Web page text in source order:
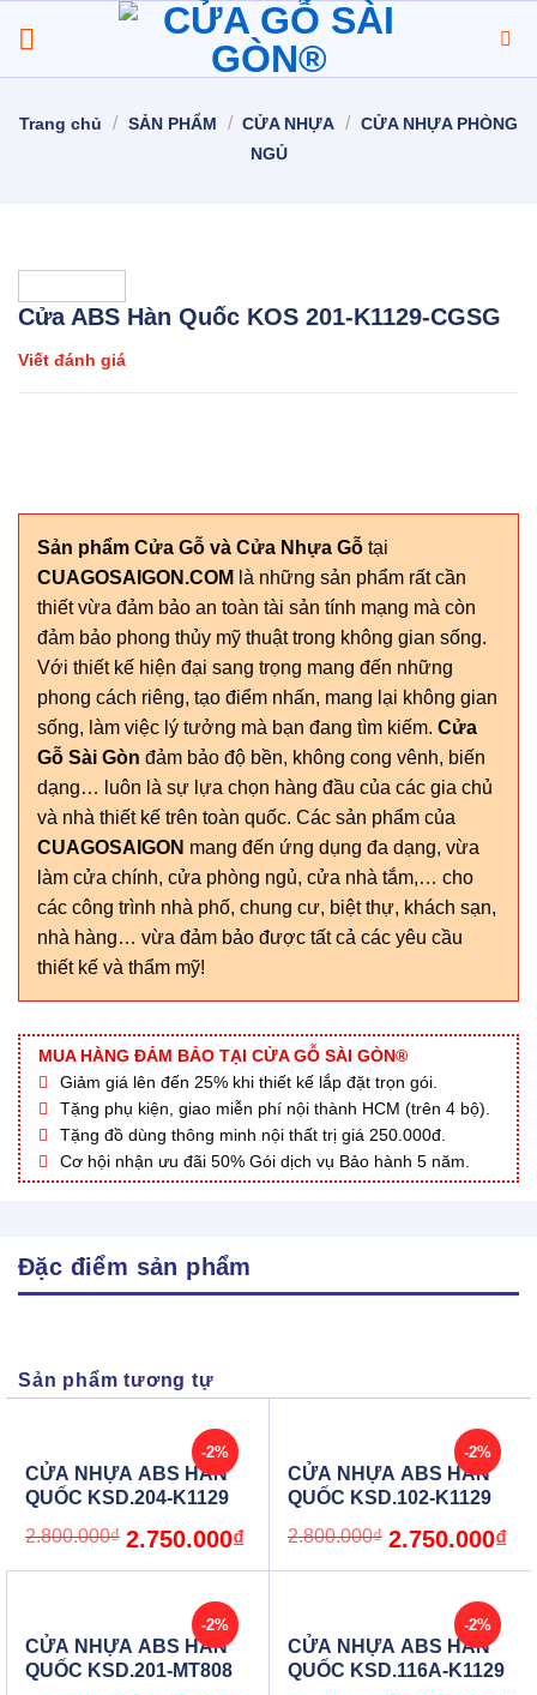
đến
nội
Trang chủ / SẢN PHẨM / CỬA NHỰA / CỬA NHỰA PHÒNG
NGỦ
Cửa ABS Hàn Quốc KOS 201-K1129-CGSG
Viết đánh giá
Sản phẩm Cửa Gỗ và Cửa Nhựa Gỗ tại
CUAGOSAIGON.COM là những sản phẩm rất cần
thiết vừa đảm bảo an toàn tài sản tính mạng mà còn
đảm bảo phong thủy mỹ thuật trong không gian sống.
Với thiết kế hiện đại sang trọng mang đến những
phong cách riêng, tạo điểm nhấn, mang lại không gian
sống, làm việc lý tưởng mà bạn đang tìm kiếm. Cửa
Gỗ Sài Gòn đảm bảo độ bền, không cong vênh, biến
dạng… luôn là sự lựa chọn hàng đầu của các gia chủ
và nhà thiết kế trên toàn quốc. Các sản phẩm của
CUAGOSAIGON mang đến ứng dụng đa dạng, vừa
làm cửa chính, cửa phòng ngủ, cửa nhà tắm,… cho
các công trình nhà phố, chung cư, biệt thự, khách sạn,
nhà hàng… vừa đảm bảo được tất cả các yêu cầu
thiết kế và thẩm mỹ!
MUA HÀNG ĐẢM BẢO TẠI CỬA GỖ SÀI GÒN®
Giảm giá lên đến 25% khi thiết kế lắp đặt trọn gói.
Tặng phụ kiện, giao miễn phí nội thành HCM (trên 4 bộ).
Tặng đồ dùng thông minh nội thất trị giá 250.000đ.
Cơ hội nhận ưu đãi 50% Gói dịch vụ Bảo hành 5 năm.
Đặc điểm sản phẩm
Sản phẩm tương tự
-2%
CỬA NHỰA ABS HÀN
QUỐC KSD.204-K1129
2.800.000₫ Original
price
2.750.000₫Current
price
-2%
CỬA NHỰA ABS HÀN
QUỐC KSD.102-K1129
2.800.000₫ Original
price
2.750.000₫
-2%
CỬA NHỰA ABS HÀN
QUỐC KSD.201-MT808
-2%
CỬA NHỰA ABS HÀN
QUỐC KSD.116A-K1129